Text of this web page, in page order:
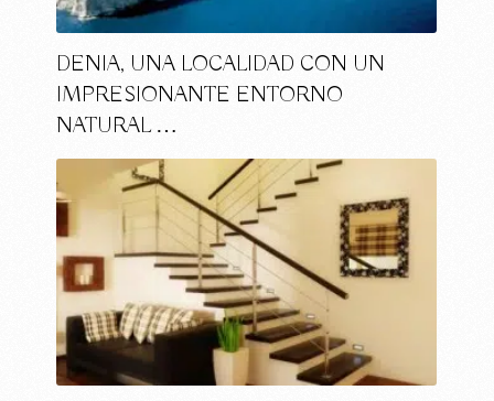
DENIA, UNA LOCALIDAD CON UN
IMPRESIONANTE ENTORNO
NATURAL …